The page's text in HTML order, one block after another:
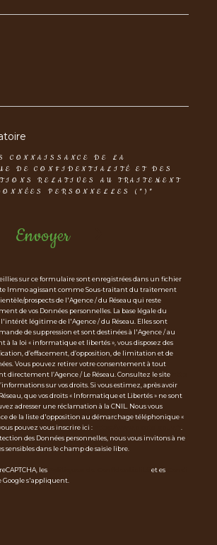
DE LA
DE CONFIDENTIALITÉ ET DES
RELATIVES AU TRAITEMENT
PERSONNELLES (*)*
Envoyer
sur ce formulaire sont enregistrées dans un fichier
Immo agissant comme Sous-traitant du traitement
prospects de l'Agence / du Réseau qui reste
de vos Données personnelles. La base légale du
légitime de l'Agence / du Réseau. Elles sont
de suppression et sont destinées à l'Agence / au
à la loi « informatique et libertés », vous disposez des
d’effacement, d’opposition, de limitation et de
Vous pouvez retirer votre consentement à tout
directement l’Agence / Le Réseau. Consultez le site
sur vos droits. Si vous estimez, après avoir
que vos droits « Informatique et Libertés » ne sont
adresser une réclamation à la CNIL. Nous vous
de la liste d'opposition au démarchage téléphonique «
pouvez vous inscrire ici :
des Données personnelles, nous vous invitons à ne
sensibles dans le champ de saisie libre.
les et es
Google s'appliquent.